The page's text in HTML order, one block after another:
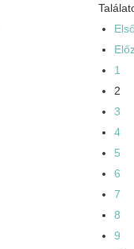
1
2
3
4
5
6
7
8
9